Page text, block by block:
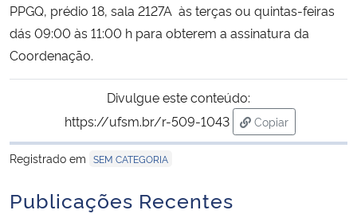
Secretaria-Geral
Secretaria de Governo
Gabinete de Segurança Institucional
Advocacia-Geral da União
PPGQ, prédio 18, sala 2127A às terças ou quintas-feiras
dás 09:00 às 11:00 h para obterem a assinatura da
Coordenação.
Divulgue este conteúdo:
https://ufsm.br/r-509-1043
Copiar
para área de
Registrado em SEM CATEGORIA
Publicações Recentes